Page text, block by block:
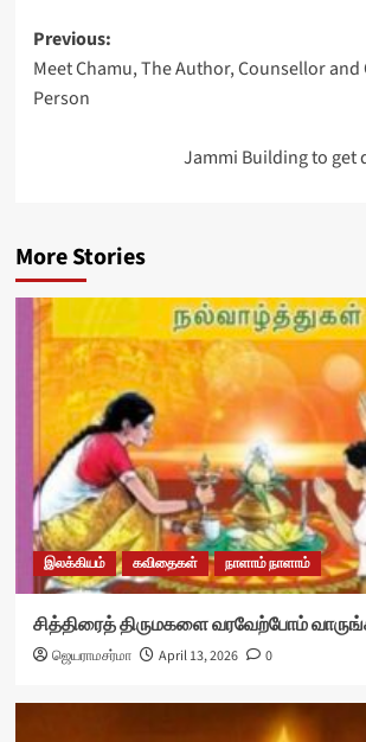
Post
navigation
Previous:
Meet Chamu, The Author, Counsellor
Person
Jammi Building to get
More Stories
இலக்கியம் கவிதைகள் நாளாம் நாளாம்
சித்திரைத் திருமகளை வரவேற்போம்
ஜெயராமசர்மா April 13, 2026 0